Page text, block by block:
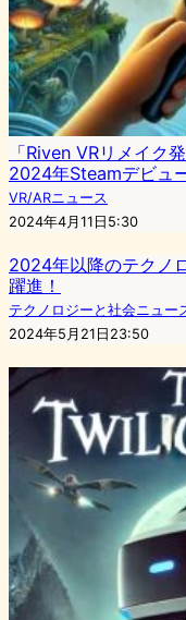
「Riven VRリメイク
2024年Steamデビュー
VR/ARニュース
2024年4月11日5:30
2024年以降のテクノ
躍進！
テクノロジーと社会ニュー
2024年5月21日23:50